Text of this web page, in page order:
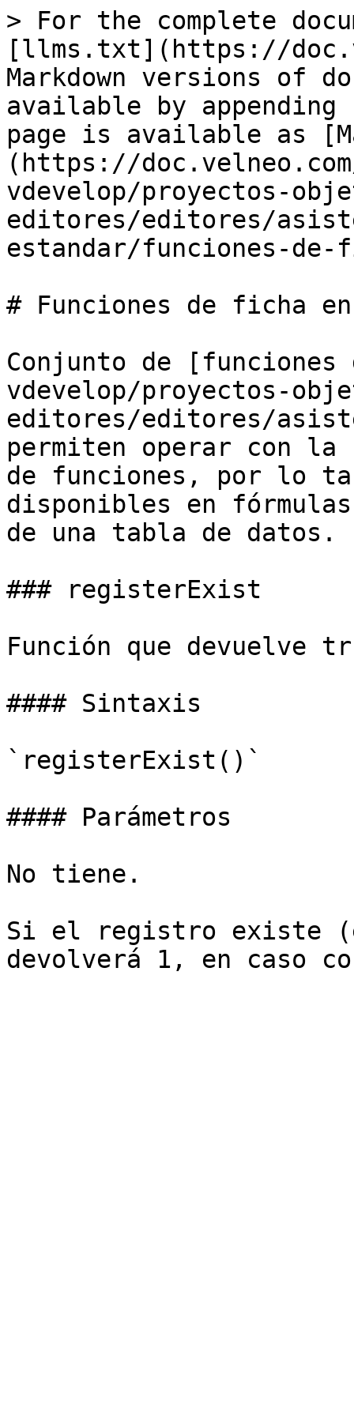
> For the complete
[llms.txt](https://
Markdown versions of
available by
page is available as
(https://
vdevelop/proyectos-
editores/editores/
estandar/funciones-de-
# Funciones de ficha
Conjunto de
vdevelop/proyectos-
editores/editores/
permiten operar con
de funciones, por lo
disponibles en
de una tabla de datos.
### registerExist
Función que
#### Sintaxis
`registerExist()`
#### Parámetros
No tiene.
Si el registro existe